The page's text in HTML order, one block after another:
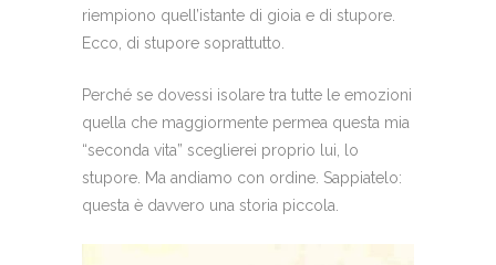
riempiono quell’istante di gioia e di stupore.
Ecco, di stupore soprattutto.
Perché se dovessi isolare tra tutte le emozioni
quella che maggiormente permea questa mia
“seconda vita” sceglierei proprio lui, lo
stupore. Ma andiamo con ordine. Sappiatelo:
questa è davvero una storia piccola.